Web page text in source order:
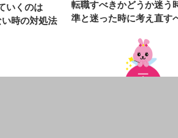
いくのは
時の対処法
転職すべきかどうか迷う
準と迷った時に考え直す